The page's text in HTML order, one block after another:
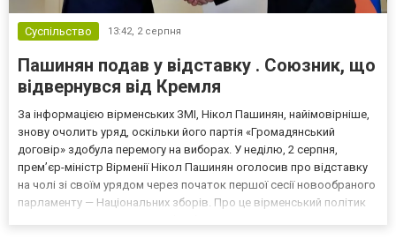
Суспільство 13:42, 2 серпня
Пашинян подав у відставку . Союзник, що
відвернувся від Кремля
За інформацією вірменських ЗМІ, Нікол Пашинян, найімовірніше,
знову очолить уряд, оскільки його партія «Громадянський
договір» здобула перемогу на виборах. У неділю, 2 серпня,
прем’єр-міністр Вірменії Нікол Пашинян оголосив про відставку
на чолі зі своїм урядом через початок першої сесії новообраного
парламенту — Національних зборів. Про це вірменський політик